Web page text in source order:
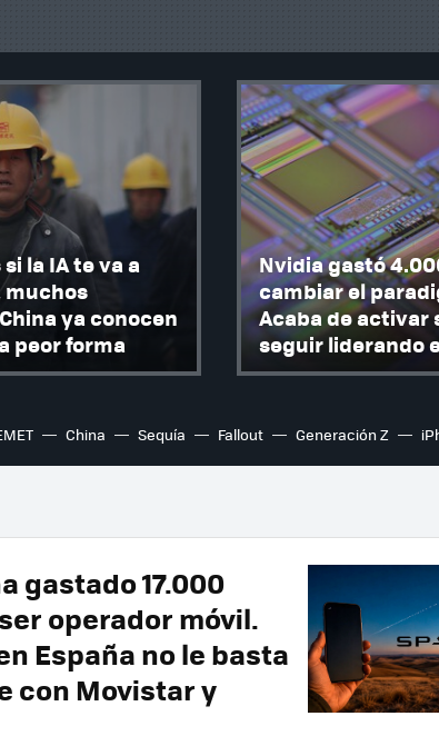
la IA te va a
ya conocen
peor forma
Nvidia gastó
cambiar el
Acaba de activar
seguir liderando
China Sequía Fallout Generación Z
gastado 17.000
operador móvil.
España no le basta
con Movistar y